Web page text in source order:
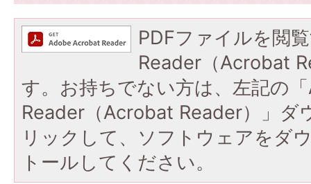
PDFファイルを閲
Reader（Acrobat
す。お持ちでない方は、左記の
Reader（Acrobat Reader）」ダ
リックして、ソフトウェアをダ
トールしてください。